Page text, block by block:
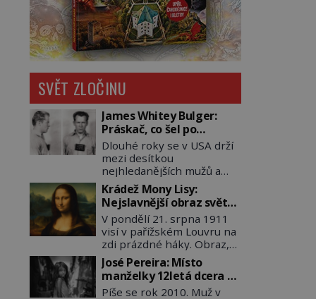
SVĚT ZLOČINU
James Whitey Bulger:
Práskač, co šel po
práskačích
Dlouhé roky se v USA drží
mezi desítkou
nejhledanějších mužů a
dopracuje to až na číslo
dvě – hned po Usámovi bin
Ládinovi (1957–2011). To je
James „Whitey“ Bulger
(1929–2018) viněný ze
spoluúčasti na 19
vraždách, vydírání a lichvy.
A samozřejmě, krom toho
je ještě drogový dealer,
Krádež Mony Lisy:
Nejslavnější obraz světa
zůstane dva roky
nezvěstný
V pondělí 21. srpna 1911
visí v pařížském Louvru na
zdi prázdné háky. Obraz,
který dnes zná celý svět, je
pryč. Zpočátku si nikdo
nemyslí, že jde o krádež.
Zaměstnanci jsou
José Pereira: Místo
manželky 12letá dcera –
a sousedi o všem vědí!
Píše se rok 2010. Muž v